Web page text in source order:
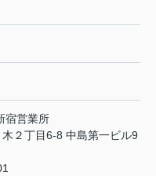
宿営業所
２丁目6-8 中島第一ビル9